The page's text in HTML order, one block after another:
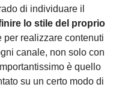
di individuare il
lo stile del proprio
per realizzare contenuti
canale, non solo con
è quello
su un certo modo di